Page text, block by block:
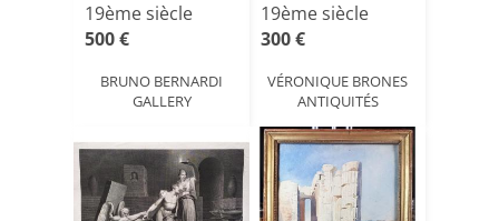
19ème siècle
500 €
BRUNO BERNARDI
GALLERY
19ème siècle
300 €
VÉRONIQUE BRONES
ANTIQUITÉS